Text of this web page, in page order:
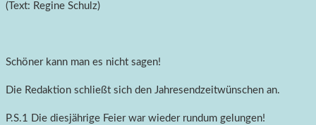
(Text: Regine Schulz)
Schöner kann man es nicht sagen!
Die Redaktion schließt sich den Jahresendzeitwünschen an.
P.S.1 Die diesjährige Feier war wieder rundum gelungen!